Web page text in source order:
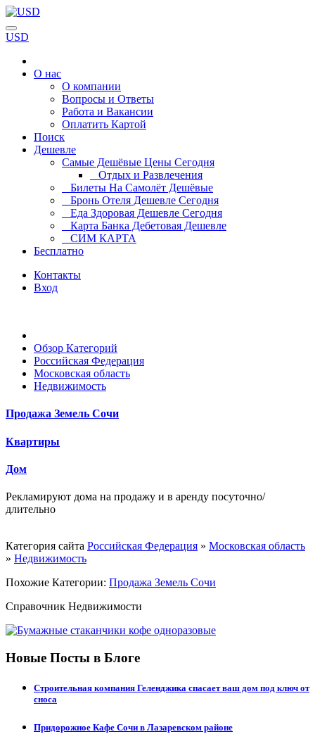
USD
О нас
О компании
Вопросы и Ответы
Работа и Вакансии
Оплатить Картой
Поиск
Дешевле
Самые Дешёвые Цены Сегодня
Отдых и Развлечения
Билеты На Самолёт Дешёвые
Бронь Отеля Дешевле Сегодня
Еда Здоровая Дешевле Сегодня
Карта Банка Дебетовая Дешевле
СИМ КАРТА
Бесплатно
Контакты
Вход
Обзор Категорий
Российская Федерация
Московская область
Недвижимость
Продажа Земель Сочи
Квартиры
Дом
Рекламируют дома на продажу и в аренду посуточно/
длительно
Категория сайта Российская Федерация » Московская область
» Недвижимость
Похожие Категории: Продажа Земель Сочи
Справочник Недвижимости
Новые Посты в Блоге
Строительная компания Геленджика спасает ваш дом под ключ от
сноса
Придорожное Кафе Сочи в Лазаревском районе